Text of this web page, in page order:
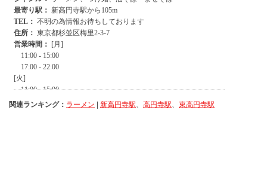
関連ランキング： ラーメン | 新高円寺駅 高円寺駅 東高円寺駅